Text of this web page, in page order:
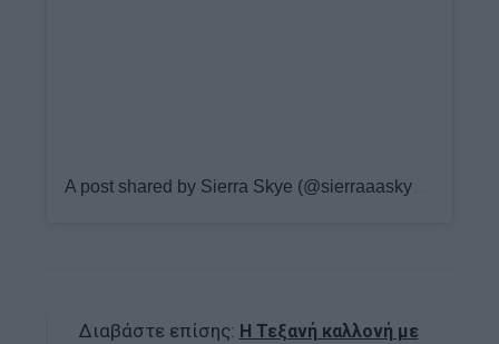
A post shared by Sierra Skye (@sierraaaskyee)
Διαβάστε επίσης: Η Τεξανή καλλονή με